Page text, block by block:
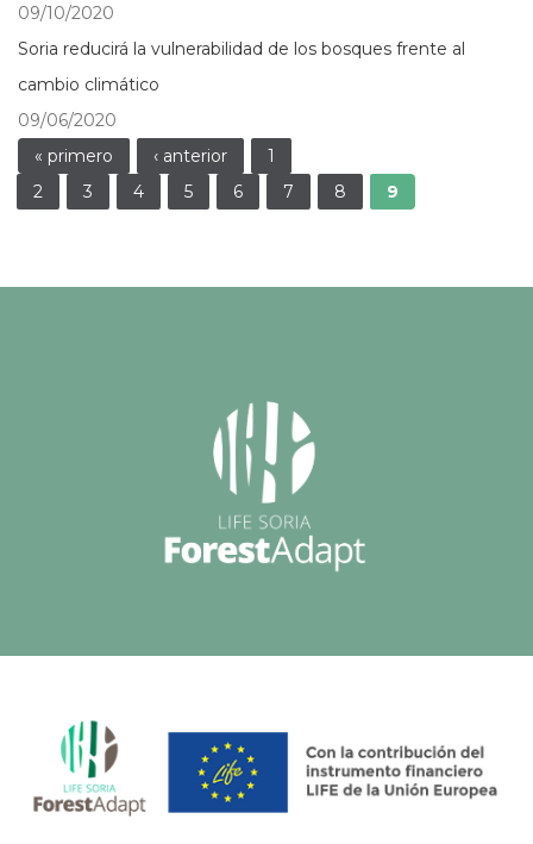
09/10/2020
Soria reducirá la vulnerabilidad de los bosques frente al
cambio climático
09/06/2020
Páginas
« primero ‹ anterior
1
2
3 4 5 6 7 8 9